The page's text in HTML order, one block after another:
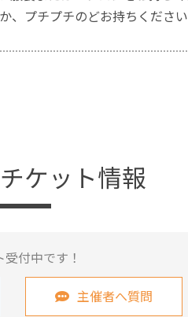
プチプチのどお持ちください
ケット情報
付中です！
主催者へ質問